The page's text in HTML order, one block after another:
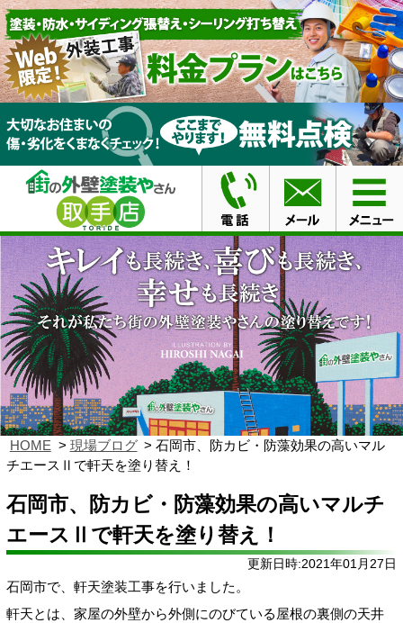
HOME 現場ブログ
石岡市、防カビ・防藻効果の高いマル
チエースⅡで軒天を塗り替え！
石岡市、防カビ・防藻効果の高いマルチ
エースⅡで軒天を塗り替え！
更新日時:2021年01月27日
石岡市で、軒天塗装工事を行いました。
軒天とは、家屋の外壁から外側にのびている屋根の裏側の天井